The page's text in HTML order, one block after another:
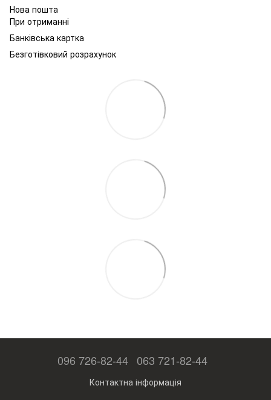
Нова пошта
При отриманні
Банківська картка
Безготівковий розрахунок
096 726-82-44 063 721-82-44
Контактна інформація